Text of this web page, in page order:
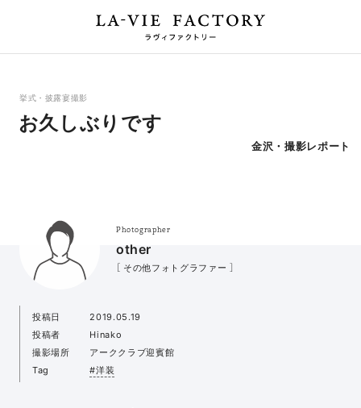
挙式・披露宴撮影
お久しぶりです
金沢・撮影レポート
Photographer
other
［ その他フォトグラファー ］
投稿日
2019.05.19
投稿者
Hinako
撮影場所
アーククラブ迎賓館
Tag
#洋装